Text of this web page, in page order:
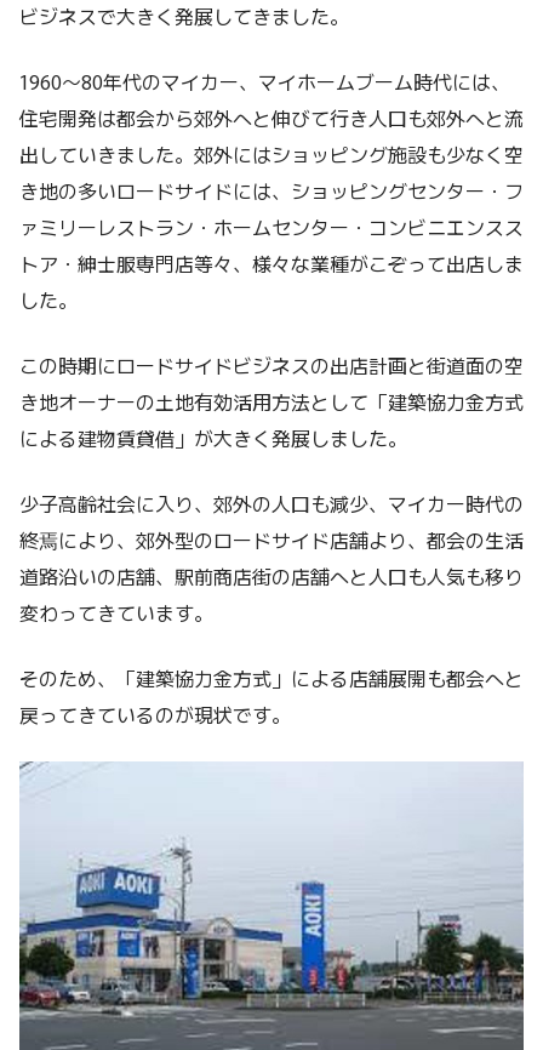
ビジネスで大きく発展してきました。
1960～80年代のマイカー、マイホームブーム時代には、
住宅開発は都会から郊外へと伸びて行き人口も郊外へと流
出していきました。郊外にはショッピング施設も少なく空
き地の多いロードサイドには、ショッピングセンター・フ
ァミリーレストラン・ホームセンター・コンビニエンスス
トア・紳士服専門店等々、様々な業種がこぞって出店しま
した。
この時期にロードサイドビジネスの出店計画と街道面の空
き地オーナーの土地有効活用方法として「建築協力金方式
による建物賃貸借」が大きく発展しました。
少子高齢社会に入り、郊外の人口も減少、マイカー時代の
終焉により、郊外型のロードサイド店舗より、都会の生活
道路沿いの店舗、駅前商店街の店舗へと人口も人気も移り
変わってきています。
そのため、「建築協力金方式」による店舗展開も都会へと
戻ってきているのが現状です。